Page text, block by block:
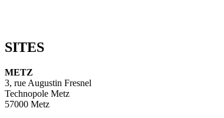
SITES
METZ
3, rue Augustin Fresnel
Technopole Metz
57000 Metz